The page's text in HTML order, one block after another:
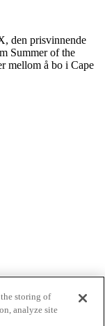
den prisvinnende
Summer of the
mellom å bo i Cape
storing of
analyze site